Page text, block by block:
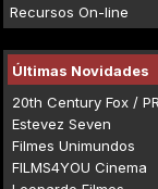
Recursos On-line
Últimas Novidades
20th Century Fox /
Estevez Seven
Filmes Unimundos
FILMS4YOU Cinema